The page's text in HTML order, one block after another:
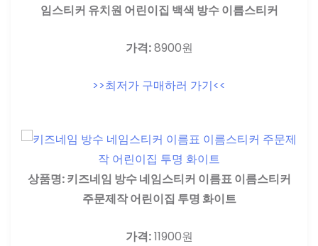
임스티커 유치원 어린이집 백색 방수 이름스티커
가격:8900원
>>최저가 구매하러 가기<<
상품명: 키즈네임 방수 네임스티커 이름표 이름스티커
주문제작 어린이집 투명 화이트
가격:11900원